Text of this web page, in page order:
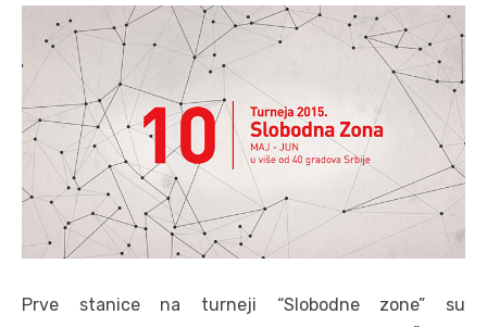
Prve stanice na turneji “Slobodne zone” su